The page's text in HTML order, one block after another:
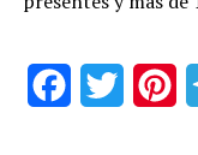
FacebookTwitter